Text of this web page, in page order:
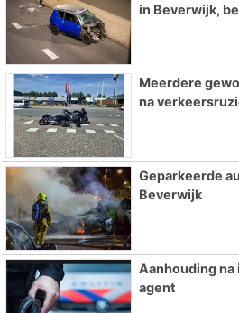
in Beverwijk,
Meerdere
na
Geparkeerde
Beverwijk
Aanhouding
agent